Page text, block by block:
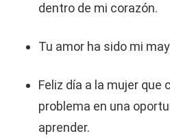
dentro de mi corazón.
Tu amor ha sido mi
Feliz día a la mujer que
problema en una
aprender.